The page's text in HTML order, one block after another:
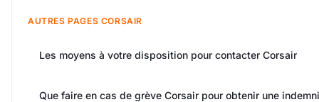
AUTRES PAGES CORSAIR
Les moyens à votre disposition pour contacter Corsair
Que faire en cas de grève Corsair pour obtenir une